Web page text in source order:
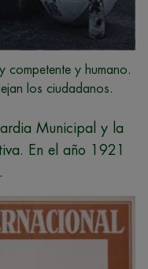
competente y humano.
los ciudadanos.
Municipal y la
En el año 1921